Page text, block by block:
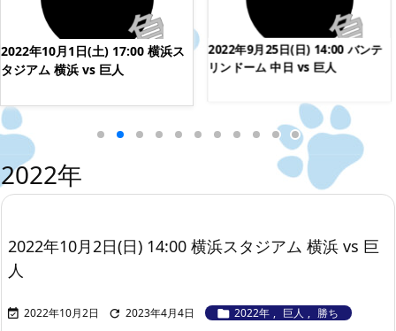
2022年10月1日(土) 17:00 横浜ス
タジアム 横浜 vs 巨人
2022年9月25日(日) 14:00 バンテ
リンドーム 中日 vs 巨人
2022年
2022年10月2日(日) 14:00 横浜スタジアム 横浜 vs 巨
人
 2022年10月2日  2023年4月4日  2022年 , 巨人 , 勝ち